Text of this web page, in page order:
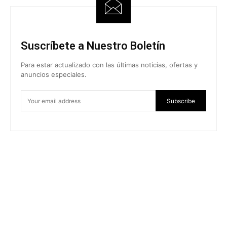
Suscríbete a Nuestro Boletín
Para estar actualizado con las últimas noticias, ofertas y
anuncios especiales.
Subscribe